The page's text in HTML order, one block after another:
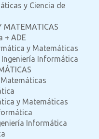
y Ciencia de
MATEMATICAS
+ ADE
y Matemáticas
Informática
y Matemáticas
Informática